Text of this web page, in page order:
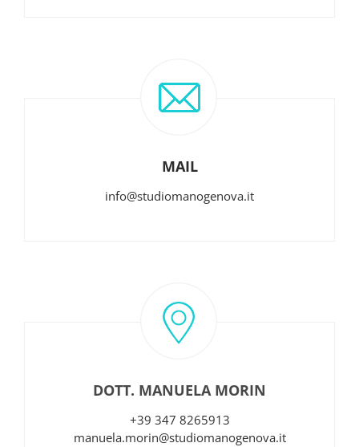
MAIL
info@studiomanogenova.it
DOTT. MANUELA MORIN
+39 347 8265913
manuela.morin@studiomanogenova.it